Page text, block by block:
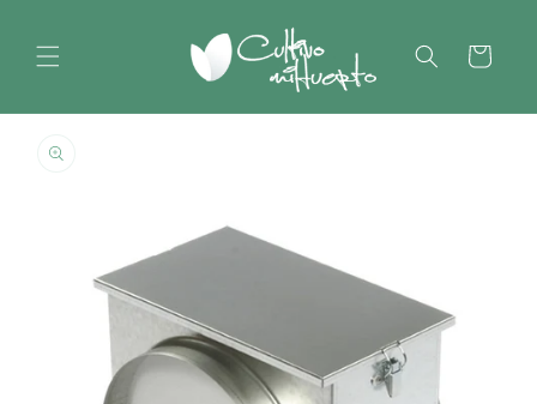
al contenido
Carrito
directamente
información